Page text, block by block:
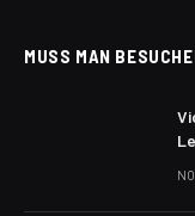
MUSS MAN